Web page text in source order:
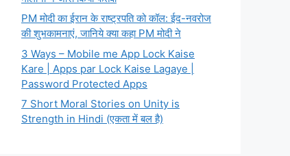
PM मोदी का ईरान के राष्ट्रपति को कॉल: ईद-नवरोज
की शुभकामनाएं, जानिये क्या कहा PM मोदी ने
3 Ways – Mobile me App Lock Kaise
Kare | Apps par Lock Kaise Lagaye |
Password Protected Apps
7 Short Moral Stories on Unity is
Strength in Hindi (एकता में बल है)